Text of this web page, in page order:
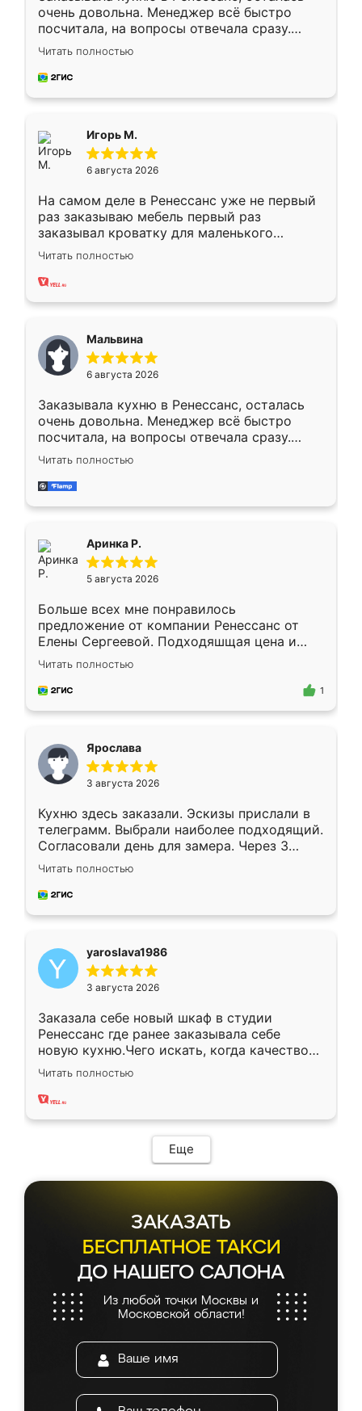
очень довольна. Менеджер всё быстро
посчитала, на вопросы отвечала сразу.
Замерщик приехал в субботу, подошёл к
делу со всей ответственностью. Собрали
за день, ребята работали аккуратно, даже
Читать полностью
Игорь М.
6 августа 2026
На самом деле в Ренессанс уже не первый
раз заказываю мебель первый раз
заказывал кроватку для маленького
ребёнка при его рождении ,во второй раз
заказал шкаф-купе. По качеству очень
хорошее сборка достаточно быстрая,
меньше, здесь же он более разнообразный.
Мне нравится ,если что-то потребуется из
мебели буду заказывать только здесь.
Читать полностью
Мальвина
6 августа 2026
Заказывала кухню в Ренессанс, осталась
очень довольна. Менеджер всё быстро
посчитала, на вопросы отвечала сразу.
Замерщик приехал в субботу, подошёл к
делу со всей ответственностью. Собрали
за день, ребята работали аккуратно, даже
Читать полностью
Аринка Р.
5 августа 2026
Больше всех мне понравилось
предложение от компании Ренессанс от
Елены Сергеевой. Подходяшщая цена и
короткие сроки изготовления. Приехавший
для замера сотрудник Владислав
предложил по моему эскизу самый
Читать полностью
1
Ярослава
3 августа 2026
Кухню здесь заказали. Эскизы прислали в
телеграмм. Выбрали наиболее подходящий.
Согласовали день для замера. Через 3
недели кухня была уже готова. Остались
довольны работой. Спасибо Ренессанс
мебель за качественную работу!
Читать полностью
yaroslava1986
3 августа 2026
Заказала себе новый шкаф в студии
Ренессанс где ранее заказывала себе
новую кухню.Чего искать, когда качеством
вполне довольна. Служит кухня уже почти
два года, нареканий нет.
Читать полностью
Еще
ЗАКАЗАТЬ
БЕСПЛАТНОЕ ТАКСИ
ДО НАШЕГО САЛОНА
Из любой точки Москвы и
Московской области!